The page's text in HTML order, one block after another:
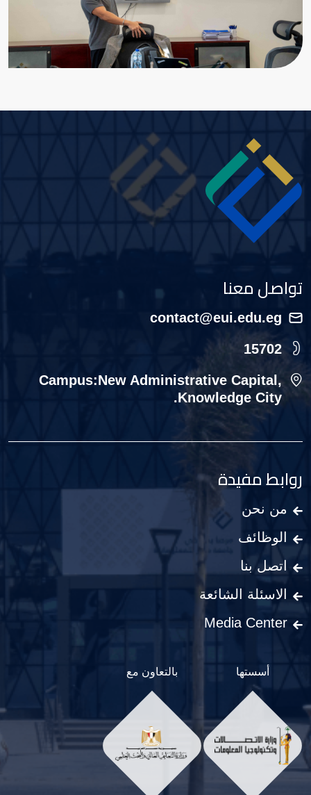
تواصل معنا
contact@eui.edu.eg
15702
Campus:New Administrative Capital,
Knowledge City.
روابط مفيدة
من نحن
الوظائف
اتصل بنا
الاسئلة الشائعة
Media Center
أسستها بالتعاون مع